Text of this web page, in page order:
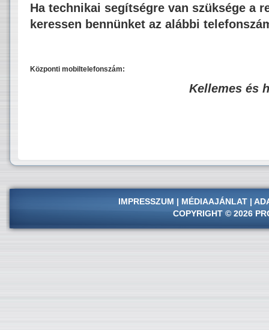
Ha technikai segítségre van szüksége a
keressen bennünket az alábbi
Központi mobiltelefonszám:
Kellemes és
IMPRESSZUM | MÉDIAAJÁNLAT |
COPYRIGHT © 2026